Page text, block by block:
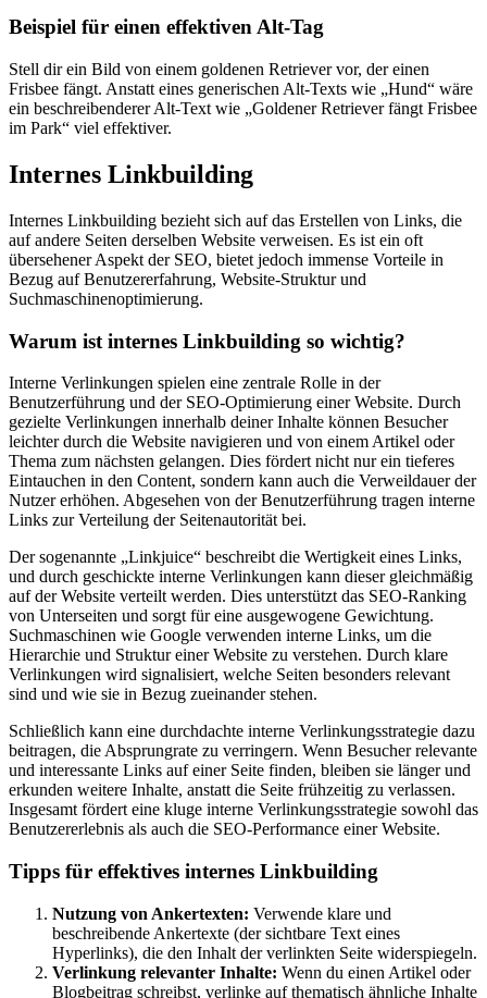
Beispiel für einen effektiven Alt-Tag
Stell dir ein Bild von einem goldenen Retriever vor, der einen
Frisbee fängt. Anstatt eines generischen Alt-Texts wie „Hund“ wäre
ein beschreibenderer Alt-Text wie „Goldener Retriever fängt Frisbee
im Park“ viel effektiver.
Internes Linkbuilding
Internes Linkbuilding bezieht sich auf das Erstellen von Links, die
auf andere Seiten derselben Website verweisen. Es ist ein oft
übersehener Aspekt der SEO, bietet jedoch immense Vorteile in
Bezug auf Benutzererfahrung, Website-Struktur und
Suchmaschinenoptimierung.
Warum ist internes Linkbuilding so wichtig?
Interne Verlinkungen spielen eine zentrale Rolle in der
Benutzerführung und der SEO-Optimierung einer Website. Durch
gezielte Verlinkungen innerhalb deiner Inhalte können Besucher
leichter durch die Website navigieren und von einem Artikel oder
Thema zum nächsten gelangen. Dies fördert nicht nur ein tieferes
Eintauchen in den Content, sondern kann auch die Verweildauer der
Nutzer erhöhen. Abgesehen von der Benutzerführung tragen interne
Links zur Verteilung der Seitenautorität bei.
Der sogenannte „Linkjuice“ beschreibt die Wertigkeit eines Links,
und durch geschickte interne Verlinkungen kann dieser gleichmäßig
auf der Website verteilt werden. Dies unterstützt das SEO-Ranking
von Unterseiten und sorgt für eine ausgewogene Gewichtung.
Suchmaschinen wie Google verwenden interne Links, um die
Hierarchie und Struktur einer Website zu verstehen. Durch klare
Verlinkungen wird signalisiert, welche Seiten besonders relevant
sind und wie sie in Bezug zueinander stehen.
Schließlich kann eine durchdachte interne Verlinkungsstrategie dazu
beitragen, die Absprungrate zu verringern. Wenn Besucher relevante
und interessante Links auf einer Seite finden, bleiben sie länger und
erkunden weitere Inhalte, anstatt die Seite frühzeitig zu verlassen.
Insgesamt fördert eine kluge interne Verlinkungsstrategie sowohl das
Benutzererlebnis als auch die SEO-Performance einer Website.
Tipps für effektives internes Linkbuilding
Nutzung von Ankertexten: Verwende klare und
beschreibende Ankertexte (der sichtbare Text eines
Hyperlinks), die den Inhalt der verlinkten Seite widerspiegeln.
Verlinkung relevanter Inhalte: Wenn du einen Artikel oder
Blogbeitrag schreibst, verlinke auf thematisch ähnliche Inhalte